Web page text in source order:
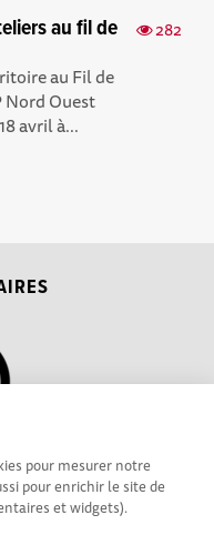
pour mesurer notre
pour enrichir le site de
et widgets).
282
au fil de
au Fil de
Nord Ouest
avril à...
Générales d'utilisation